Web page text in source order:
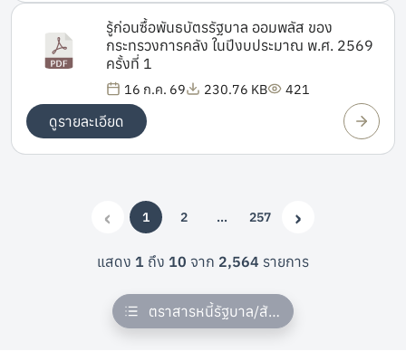
รู้ก่อนซื้อพันธบัตรรัฐบาล ออมพลัส ของ
กระทรวงการคลัง ในปีงบประมาณ พ.ศ. 2569
ครั้งที่ 1
16 ก.ค. 69 230.76 KB 421
ดูรายละเอียด
แสดง 1 ถึง 10 จาก 2,564 รายการ
‹
Previous
1(current)
2 …More257 ›
Next
ตราสารหนี้รัฐบาล/สัญญากู้เงิน/พันธบัตร